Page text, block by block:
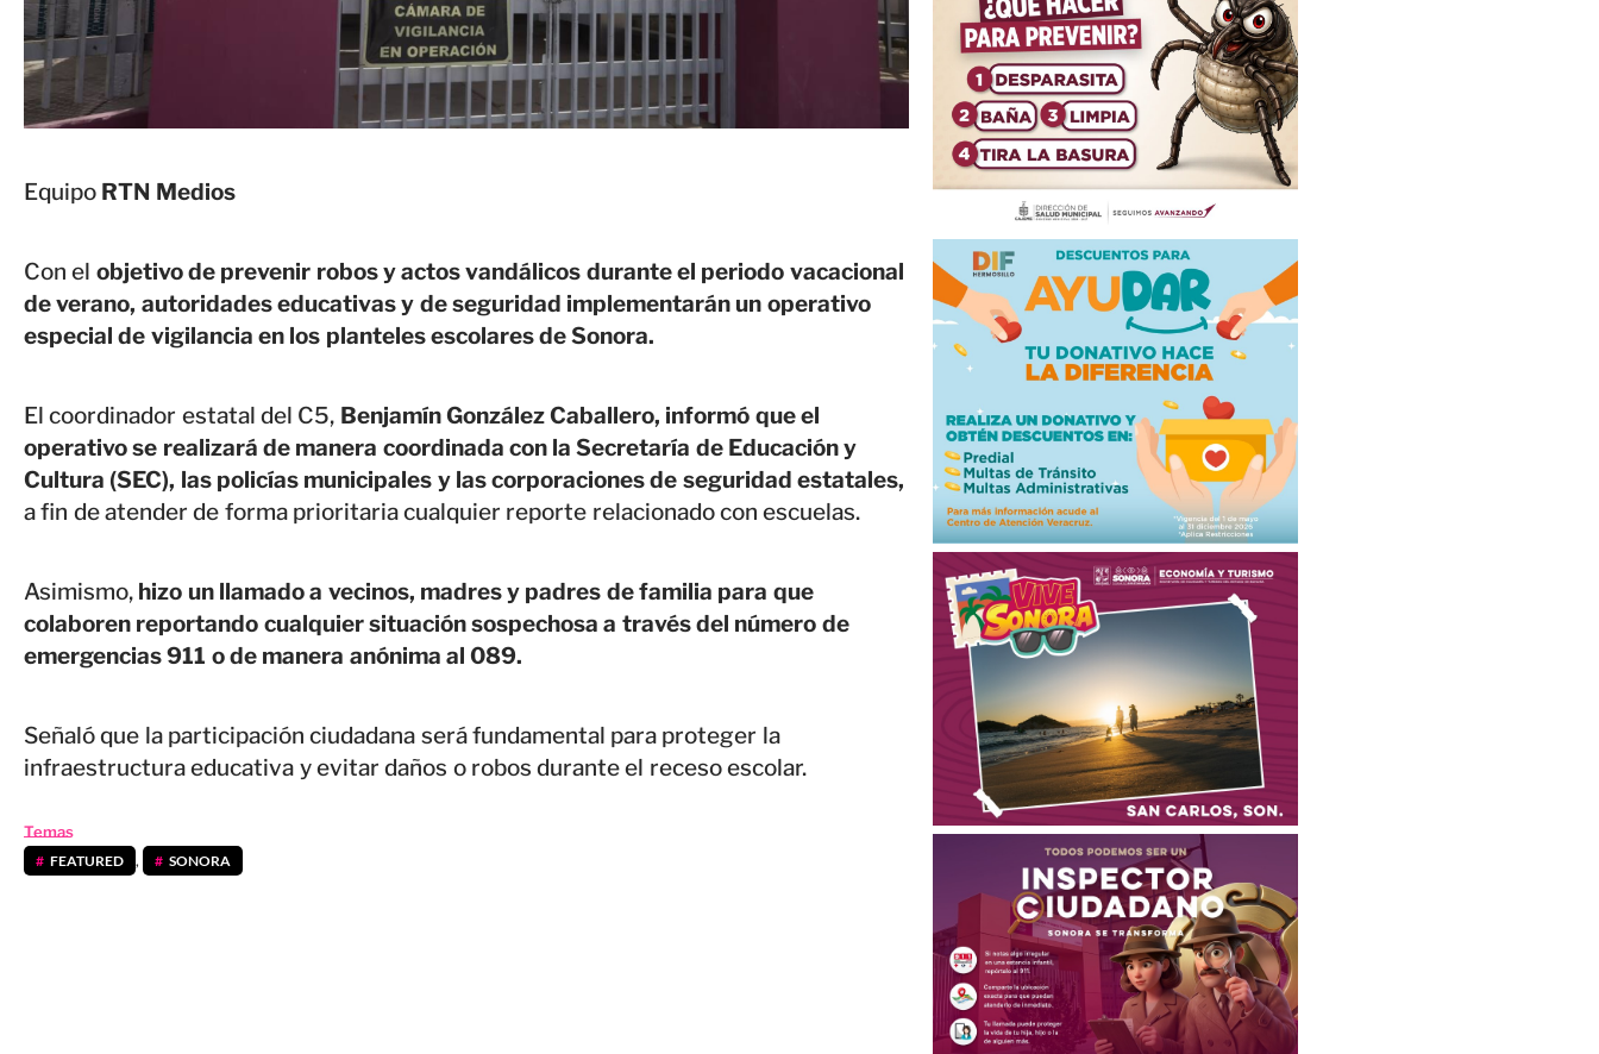
Equipo RTN Medios
Con el objetivo de prevenir robos y actos vandálicos durante el periodo vacacional
de verano, autoridades educativas y de seguridad implementarán un operativo
especial de vigilancia en los planteles escolares de Sonora.
El coordinador estatal del C5, Benjamín González Caballero, informó que el
operativo se realizará de manera coordinada con la Secretaría de Educación y
Cultura (SEC), las policías municipales y las corporaciones de seguridad estatales,
a fin de atender de forma prioritaria cualquier reporte relacionado con escuelas.
Asimismo, hizo un llamado a vecinos, madres y padres de familia para que
colaboren reportando cualquier situación sospechosa a través del número de
emergencias 911 o de manera anónima al 089.
Señaló que la participación ciudadana será fundamental para proteger la
infraestructura educativa y evitar daños o robos durante el receso escolar.
Temas
FEATURED , SONORA